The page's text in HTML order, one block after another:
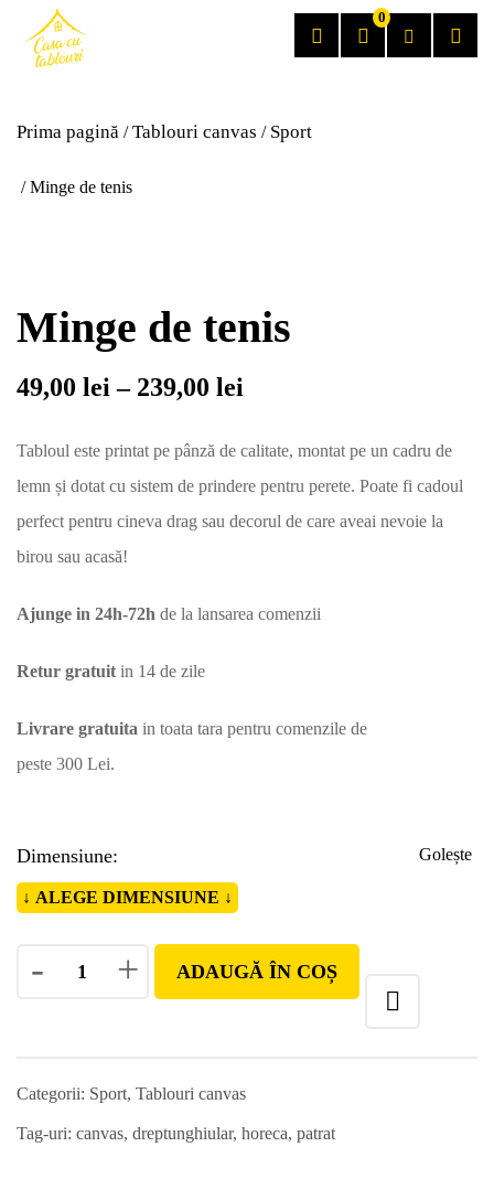
0
Prima pagină /Tablouri canvas / Sport
/ Minge de tenis
Minge de tenis
49,00 lei – 239,00 lei
Tabloul este printat pe pânză de calitate, montat pe un cadru de
lemn și dotat cu sistem de prindere pentru perete. Poate fi cadoul
perfect pentru cineva drag sau decorul de care aveai nevoie la
birou sau acasă!
Ajunge in 24h-72h de la lansarea comenzii
Retur gratuit in 14 de zile
Livrare gratuita in toata tara pentru comenzile de
peste 300 Lei.
Dimensiune Golește
- + ADAUGĂ ÎN COȘ
Categorii: Sport, Tablouri canvas
Tag-uri: canvas, dreptunghiular, horeca, patrat